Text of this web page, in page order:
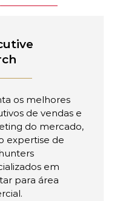
os melhores
de vendas e
do mercado,
expertise de
em
para área